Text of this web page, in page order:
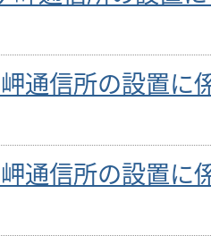
通信所の設置に
通信所の設置に